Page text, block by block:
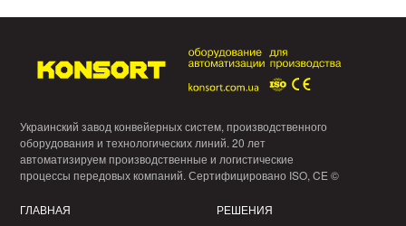
Украинский завод конвейерных систем, производственного
оборудования и технологических линий. 20 лет
автоматизируем производственные и логистические
процессы передовых компаний. Сертифицировано ISO, CE ©
ГЛАВНАЯ
РЕШЕНИЯ